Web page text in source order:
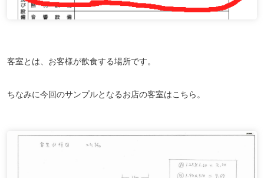
客室とは、お客様が飲食する場所です。
ちなみに今回のサンプルとなるお店の客室はこちら。